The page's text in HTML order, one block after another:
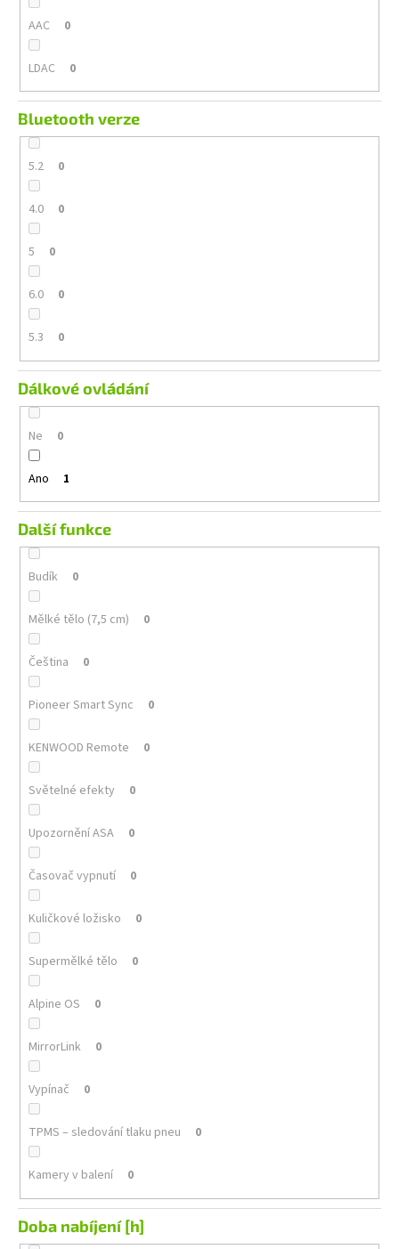
AAC 0
LDAC 0
Bluetooth verze
5.2 0
4.0 0
5 0
6.0 0
5.3 0
Dálkové ovládání
Ne 0
Ano 1
Další funkce
Budík 0
Mělké tělo (7,5 cm) 0
Čeština 0
Pioneer Smart Sync 0
KENWOOD Remote 0
Světelné efekty 0
Upozornění ASA 0
Časovač vypnutí 0
Kuličkové ložisko 0
Supermělké tělo 0
Alpine OS 0
MirrorLink 0
Vypínač 0
TPMS – sledování tlaku pneu 0
Kamery v balení 0
Doba nabíjení [h]